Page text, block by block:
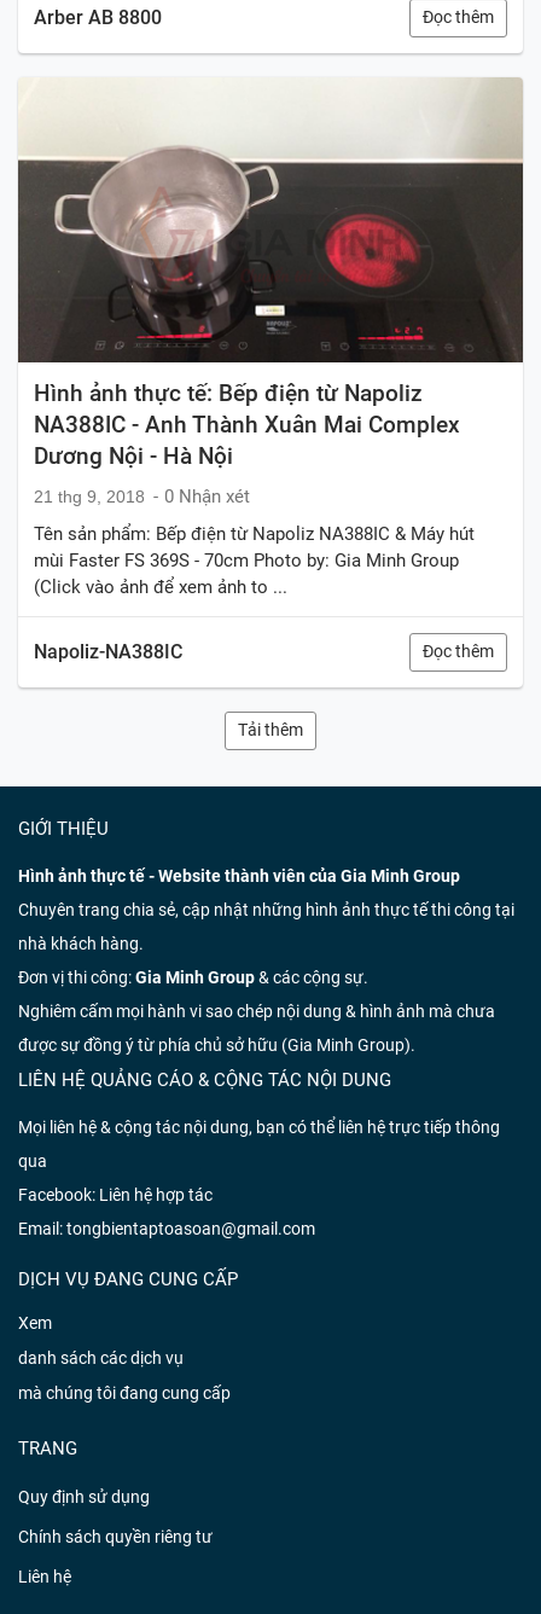
Arber AB 8800 Đọc thêm
Hình ảnh thực tế: Bếp điện từ Napoliz
NA388IC - Anh Thành Xuân Mai Complex
Dương Nội - Hà Nội
21 thg 9, 2018
0 Nhận xét
Tên sản phẩm: Bếp điện từ Napoliz NA388IC & Máy hút
mùi Faster FS 369S - 70cm Photo by: Gia Minh Group
(Click vào ảnh để xem ảnh to ...
Napoliz-NA388IC Đọc thêm
Tải thêm
GIỚI THIỆU
Hình ảnh thực tế - Website thành viên của Gia Minh Group
Chuyên trang chia sẻ, cập nhật những hình ảnh thực tế thi công tại
nhà khách hàng.
Đơn vị thi công:Gia Minh Group& các cộng sự.
Nghiêm cấm mọi hành vi sao chép nội dung & hình ảnh mà chưa
được sự đồng ý từ phía chủ sở hữu (Gia Minh Group).
LIÊN HỆ QUẢNG CÁO & CỘNG TÁC NỘI DUNG
Mọi liên hệ & cộng tác nội dung, bạn có thể liên hệ trực tiếp thông
qua
Facebook: Liên hệ hợp tác
Email: tongbientaptoasoan@gmail.com
DỊCH VỤ ĐANG CUNG CẤP
Xem
danh sách các dịch vụ
mà chúng tôi đang cung cấp
TRANG
Quy định sử dụng
Chính sách quyền riêng tư
Liên hệ